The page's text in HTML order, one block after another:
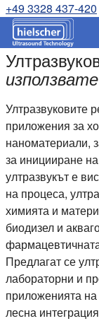
+49 3328 437-420
Ултразвуковите
приложения за
наноматериали,
за иницииране
ултразвукът е
на процеса,
химията и
биодизел и
Предлагат се
лабораторни и
приложенията на
лесна